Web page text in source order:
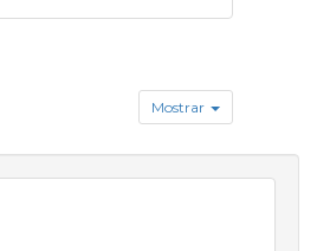
Mostrar